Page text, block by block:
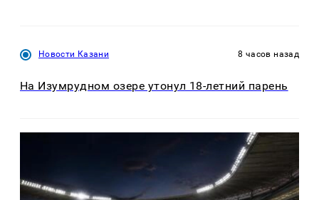
Новости Казани 8 часов назад
На Изумрудном озере утонул 18-летний парень